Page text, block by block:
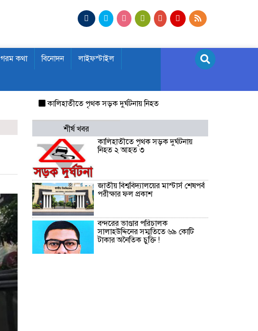
গরম কথা বিনোদন লাইফস্টাইল
কালিহাতীতে পৃথক সড়ক দুর্ঘটনায় নিহত ২ আহত ৩
শীর্ষ খবর
কালিহাতীতে পৃথক সড়ক দুর্ঘটনায়
নিহত ২ আহত ৩
জাতীয় বিশ্ববিদ্যালয়ের মাস্টার্স শেষপর্ব
পরীক্ষার ফল প্রকাশ
বন্দরের ভাণ্ডার পরিচালক
সালাহউদ্দিনের সম্মতিতে ৬৯ কোটি
টাকার অনৈতিক চুক্তি !